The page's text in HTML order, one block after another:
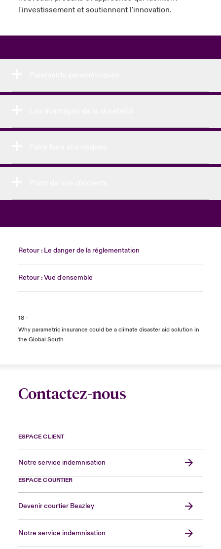
l'investissement et soutiennent l'innovation.
Retour : Le danger de la réglementation
Retour : Vue d'ensemble
18 -
Why parametric insurance could be a climate disaster aid solution in
the Global South
Contactez-nous
ESPACE CLIENT
Notre service indemnisation
ESPACE COURTIER
Devenir courtier Beazley
Notre service indemnisation